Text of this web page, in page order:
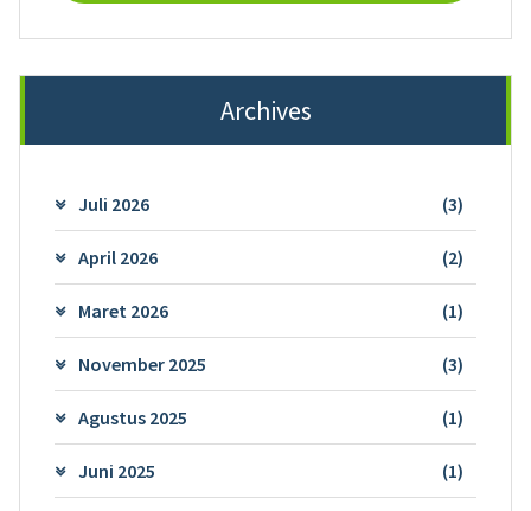
Archives
Juli 2026 (3)
April 2026 (2)
Maret 2026 (1)
November 2025 (3)
Agustus 2025 (1)
Juni 2025 (1)